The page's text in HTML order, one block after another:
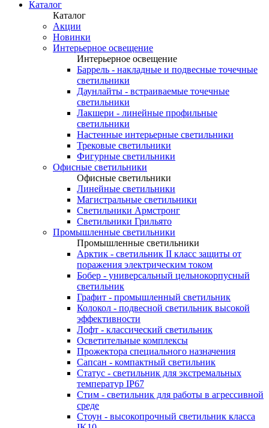
Каталог
Каталог
Акции
Новинки
Интерьерное освещение
Интерьерное освещение
Баррель - накладные и подвесные точечные
светильники
Даунлайты - встраиваемые точечные
светильники
Лакшери - линейные профильные
светильники
Настенные интерьерные светильники
Трековые светильники
Фигурные светильники
Офисные светильники
Офисные светильники
Линейные светильники
Магистральные светильники
Светильники Армстронг
Светильники Грильято
Промышленные светильники
Промышленные светильники
Арктик - светильник II класс защиты от
поражения электрическим током
Бобер - универсальный цельнокорпусный
светильник
Графит - промышленный светильник
Колокол - подвесной светильник высокой
эффективности
Лофт - классический светильник
Осветительные комплексы
Прожектора специального назначения
Сапсан - компактный светильник
Статус - светильник для экстремальных
температур IP67
Стим - светильник для работы в агрессивной
среде
Стоун - высокопрочный светильник класса